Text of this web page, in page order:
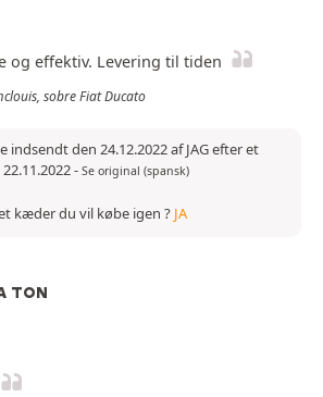
og effektiv. Levering til tiden
sobre Fiat Ducato
indsendt den 24.12.2022 af JAG efter et
- Se original (spansk)
kæder du vil købe igen ? JA
TON